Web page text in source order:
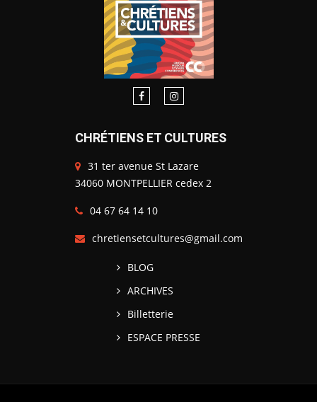
CHRÉTIENS ET CULTURES
31 ter avenue St Lazare
34060 MONTPELLIER cedex 2
04 67 64 14 10
chretiensetcultures@gmail.com
BLOG
ARCHIVES
Billetterie
ESPACE PRESSE